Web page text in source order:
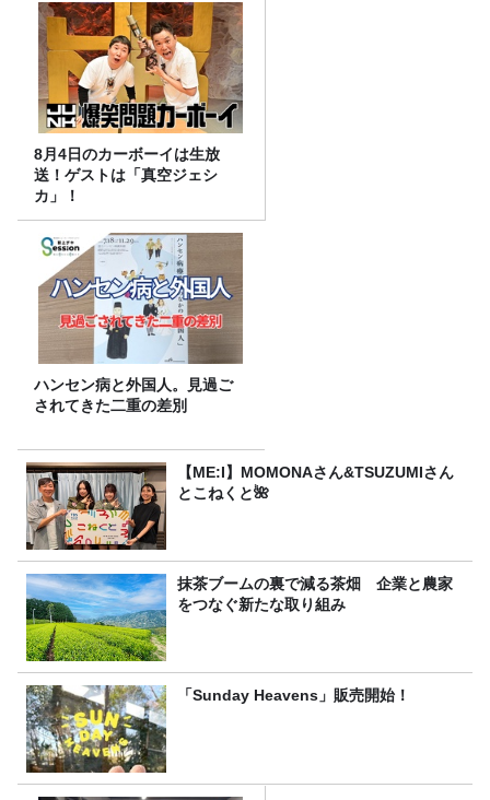
8月4日のカーボーイは生放
送！ゲストは「真空ジェシ
カ」！
ハンセン病と外国人。見過ご
されてきた二重の差別
【ME:I】MOMONAさん&TSUZUMIさん
とこねくと🌺
抹茶ブームの裏で減る茶畑 企業と農家
をつなぐ新たな取り組み
「Sunday Heavens」販売開始！